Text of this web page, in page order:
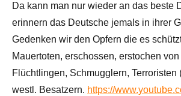
Da kann man nur wieder an das beste
erinnern das Deutsche jemals in ihrer
Gedenken wir den Opfern die es
Mauertoten, erschossen, erstochen
Flüchtlingen, Schmugglern, Terroristen
westl. Besatzern. https://